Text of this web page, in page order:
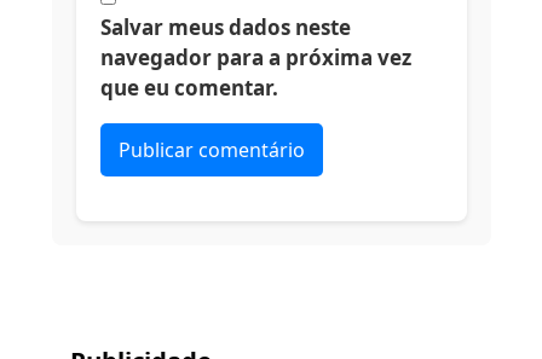
Salvar meus dados neste
navegador para a próxima vez
que eu comentar.